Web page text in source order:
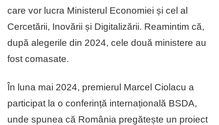
care vor lucra Ministerul Economiei și cel al
Cercetării, Inovării și Digitalizării. Reamintim că,
după alegerile din 2024, cele două ministere au
fost comasate.
În luna mai 2024, premierul Marcel Ciolacu a
participat la o conferință internațională BSDA,
unde spunea că România pregătește un proiect